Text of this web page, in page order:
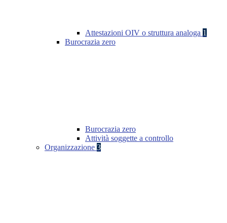
Attestazioni OIV o struttura analoga 1
Burocrazia zero
Burocrazia zero
Attività soggette a controllo
Organizzazione 3